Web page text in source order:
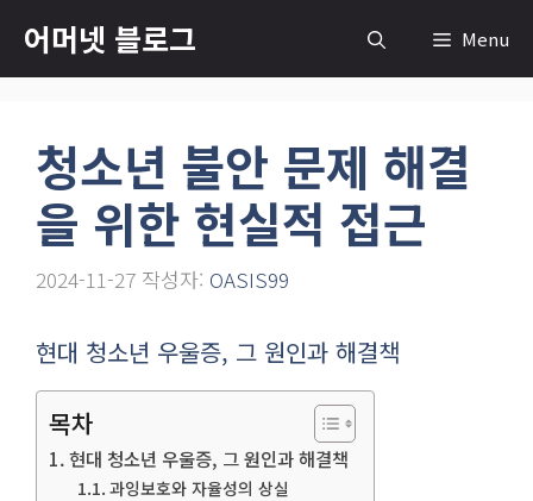
츠
어머넷 블로그 Menu
청소년 불안 문제 해결
을 위한 현실적 접근
2024-11-27 작성자: OASIS99
현대 청소년 우울증, 그 원인과 해결책
목차
현대 청소년 우울증, 그 원인과 해결책
과잉보호와 자율성의 상실